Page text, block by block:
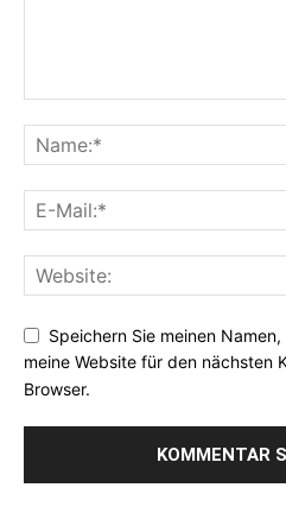
Speichern Sie meinen
meine Website für den nächsten
Browser.